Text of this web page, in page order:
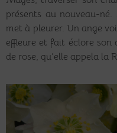
présents au nouveau-
met à pleurer. Un ange
effleure et fait éclore son
de rose, qu’elle appela la